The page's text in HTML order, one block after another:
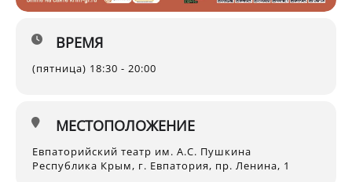
ВРЕМЯ
(пятница) 18:30 - 20:00
МЕСТОПОЛОЖЕНИЕ
Евпаторийский театр им. А.С. Пушкина
Республика Крым, г. Евпатория, пр. Ленина, 1